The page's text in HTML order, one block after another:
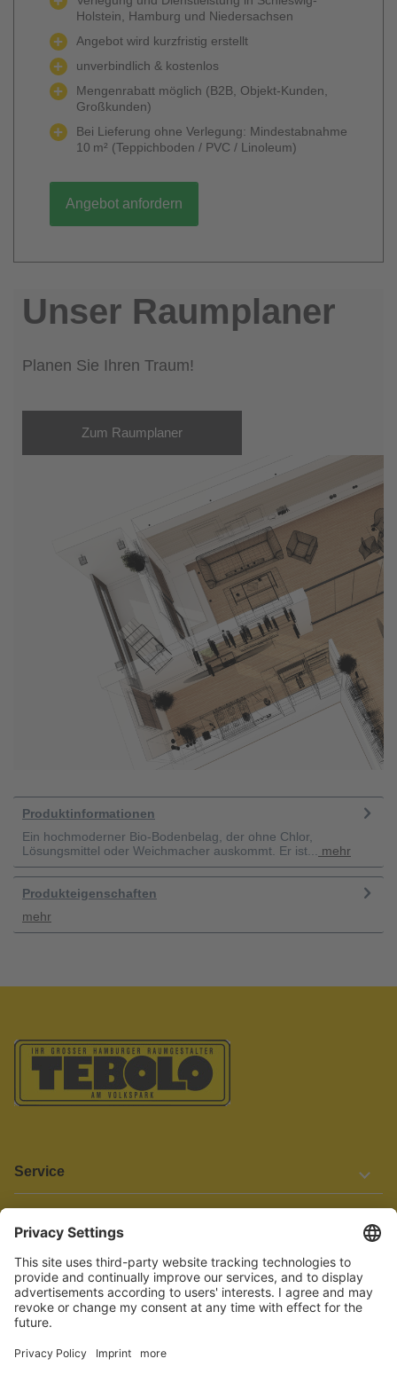
Holstein, Hamburg und Niedersachsen
Angebot wird kurzfristig erstellt
unverbindlich & kostenlos
Mengenrabatt möglich (B2B, Objekt-Kunden,
Großkunden)
Bei Lieferung ohne Verlegung: Mindestabnahme
10 m² (Teppichboden / PVC / Linoleum)
Angebot anfordern
Unser Raumplaner
Planen Sie Ihren Traum!
Zum Raumplaner
Produktinformationen
Ein hochmoderner Bio-Bodenbelag, der ohne Chlor,
Lösungsmittel oder Weichmacher auskommt. Er ist...
mehr
Produkteigenschaften
mehr
Service
Informationen
Barrierefreiheit
Wir bemühen uns, unsere Website barrierefrei zu gestalten.
Einige Inhalte und Funktionen sind derzeit jedoch noch nicht
vollständig zugänglich. Wenn Sie auf Barrieren stoßen oder Hilfe
benötigen, kontaktieren Sie uns bitte unter service[at]knutzen.de.
Vertrag widerrufen